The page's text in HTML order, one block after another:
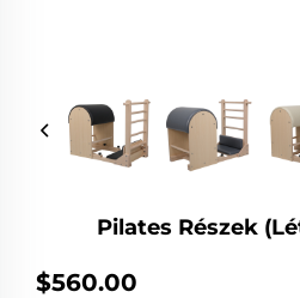
Pilates Részek
$560.00